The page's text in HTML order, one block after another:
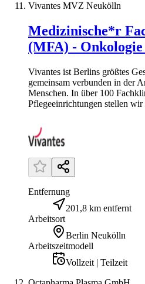
Vivantes MVZ Neukölln
Medizinische*r
(MFA) -
Vivantes ist Berlins größtes
gemeinsam verbunden in der
Menschen. In über 100
Pflegeeinrichtungen stellen wir
Entfernung
201,8 km entfernt
Arbeitsort
Berlin Neukölln
Arbeitszeitmodell
Vollzeit | Teilzeit